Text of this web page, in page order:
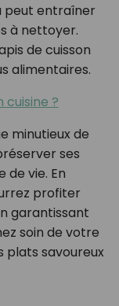
peut entraîner
à nettoyer.
de cuisson
alimentaires.
cuisine ?
minutieux de
ses
vie. En
profiter
garantissant
soin de votre
savoureux